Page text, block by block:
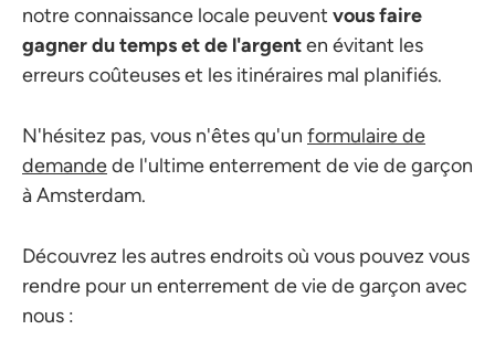
notre connaissance locale peuvent vous faire
gagner du temps et de l'argenten évitant les
erreurs coûteuses et les itinéraires mal planifiés.
N'hésitez pas, vous n'êtes qu'un formulaire de
demandede l'ultime enterrement de vie de garçon
à Amsterdam.
Découvrez les autres endroits où vous pouvez vous
rendre pour un enterrement de vie de garçon avec
nous :